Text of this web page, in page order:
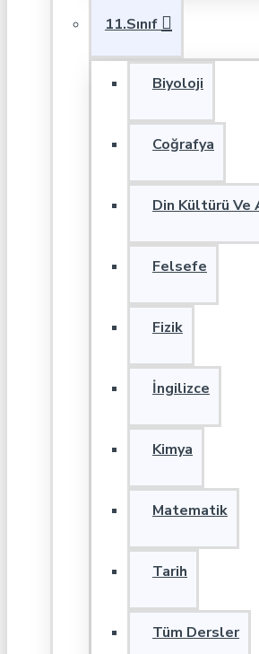
11.Sınıf
Biyoloji
Coğrafya
Din Kültürü Ve
Felsefe
Fizik
İngilizce
Kimya
Matematik
Tarih
Tüm Dersler